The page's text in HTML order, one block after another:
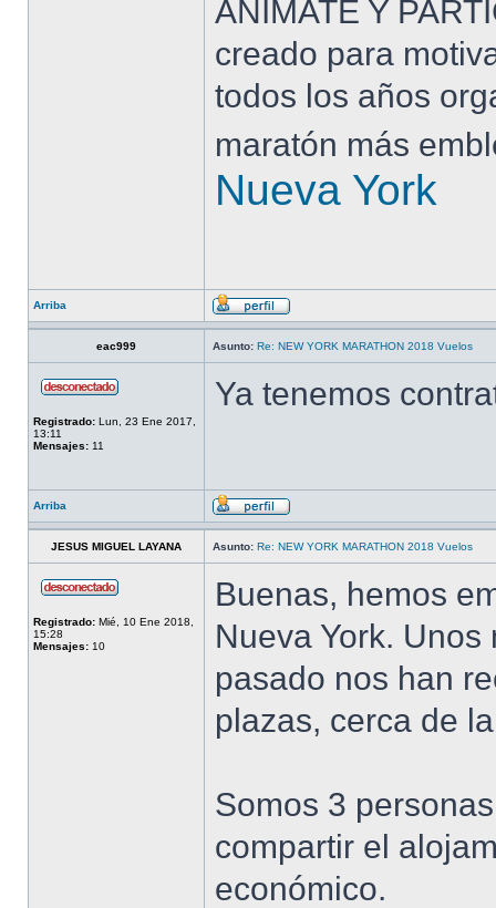
ÁNIMATE Y
creado para
todos los años
maratón más
Nueva York
Arriba
eac999 Asunto: Re: NEW YORK MARATHON 2018 Vuelos
Registrado: Lun, 23 Ene 2017,
13:11
Mensajes: 11
Ya tenemos
Arriba
JESUS MIGUEL LAYANA Asunto: Re: NEW YORK MARATHON 2018 Vuelos
Registrado: Mié, 10 Ene 2018,
15:28
Mensajes: 10
Buenas, hemos
Nueva York.
pasado nos han
plazas, cerca de
Somos 3
compartir el
económico.